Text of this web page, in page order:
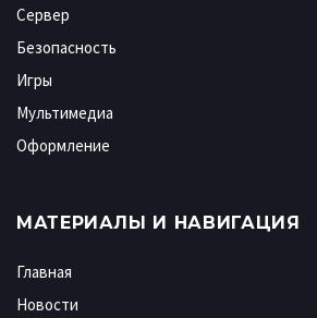
Сервер
Безопасность
Игры
Мультимедиа
Оформление
МАТЕРИАЛЫ И НАВИГАЦИЯ
Главная
Новости